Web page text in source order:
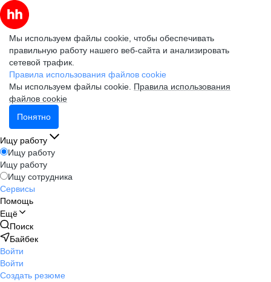
Мы используем файлы cookie, чтобы обеспечивать
правильную работу нашего веб-сайта и анализировать
сетевой трафик.
Правила использования файлов cookie
Мы используем файлы cookie. Правила использования
файлов cookie
Понятно
Ищу работу
Ищу работу
Ищу работу
Ищу сотрудника
Сервисы
Помощь
Ещё
Поиск
Байбек
Войти
Войти
Создать резюме